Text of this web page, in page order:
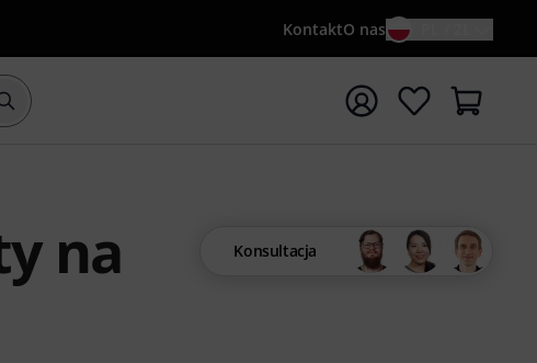
KontaktO nas
Rozpocznij wyszukiwanie od słowa kluczowego {searchTerm}
na
Konsultacja